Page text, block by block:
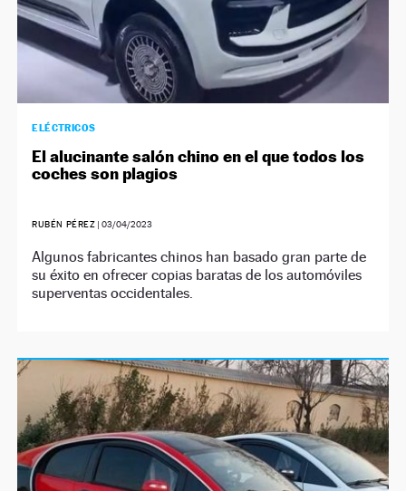
ELÉCTRICOS
El alucinante salón chino en el que todos los
coches son plagios
RUBÉN PÉREZ |03/04/2023
Algunos fabricantes chinos han basado gran parte de
su éxito en ofrecer copias baratas de los automóviles
superventas occidentales.